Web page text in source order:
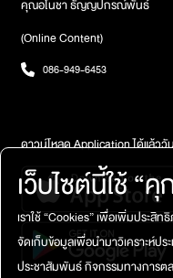
คุณอโนชา ธัญญปกรณ์พันธ์
(Online Content)
086-949-6453
ดาวน์โหลด Application ได้แล้ว
เว็บไซต์นี้ใช้ “คุ
เราใช้ “Cookies” เพื่อเพิ่มประสิท
จัดเก็บข้อมูลเพื่อนำมาวิเคราะห์ป
ประชาสัมพันธ์ กิจกรรมทางการ